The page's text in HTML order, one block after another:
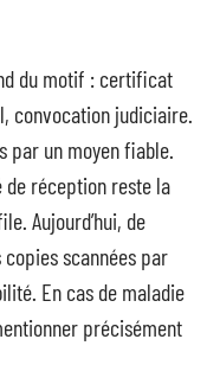
du motif : certificat
convocation judiciaire.
un moyen fiable.
de réception reste la
Aujourd’hui, de
scannées par
En cas de maladie
précisément